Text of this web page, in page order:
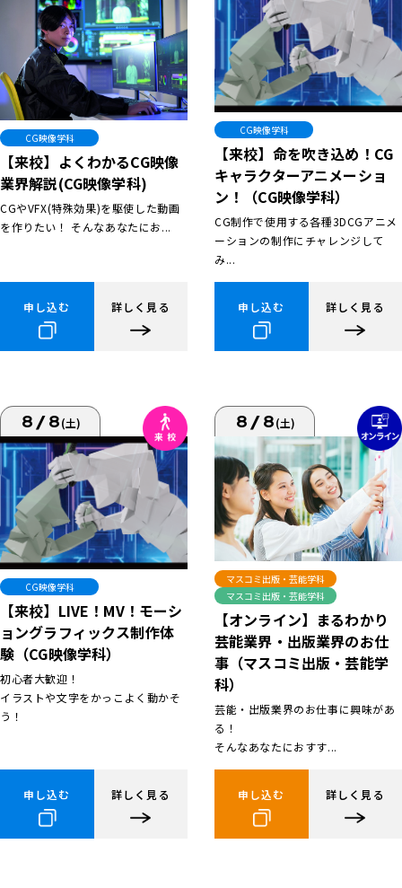
CG映像学科
【来校】よくわかるCG映像
業界解説(CG映像学科)
CGやVFX(特殊効果)を駆使した動画
を作りたい！ そんなあなたにお...
申し込む 詳しく見る
CG映像学科
【来校】命を吹き込め！CG
キャラクターアニメーショ
ン！（CG映像学科）
CG制作で使用する各種3DCGアニメ
ーションの制作にチャレンジして
み...
申し込む 詳しく見る
8/8(土)
CG映像学科
【来校】LIVE！MV！モーシ
ョングラフィックス制作体
験（CG映像学科）
初心者大歓迎！
イラストや文字をかっこよく動かそ
う！
申し込む 詳しく見る
8/8(土)
マスコミ出版・芸能学科
マスコミ出版・芸能学科
【オンライン】まるわかり
芸能業界・出版業界のお仕
事（マスコミ出版・芸能学
科）
芸能・出版業界のお仕事に興味があ
る！
そんなあなたにおすす...
申し込む 詳しく見る